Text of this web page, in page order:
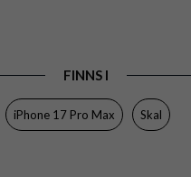
FINNS I
iPhone 17 Pro Max Skal